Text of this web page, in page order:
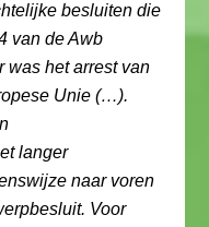
besluiten die
van de Awb
was het arrest van
Unie (…).
langer
naar voren
Voor